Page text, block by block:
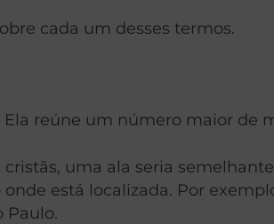
cada um desses termos.
reúne um número maior de
uma ala seria
está localizada. Por
Paulo.